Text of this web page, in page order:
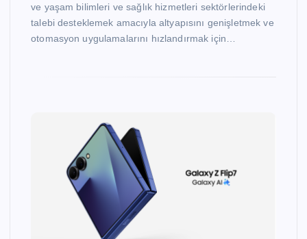
ve yaşam bilimleri ve sağlık hizmetleri sektörlerindeki
talebi desteklemek amacıyla altyapısını genişletmek ve
otomasyon uygulamalarını hızlandırmak için…